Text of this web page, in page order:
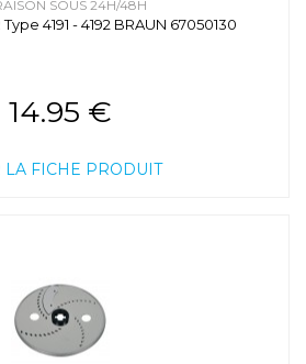
SOUS 24H/48H
4191 - 4192 BRAUN 67050130
14.95 €
LA FICHE PRODUIT